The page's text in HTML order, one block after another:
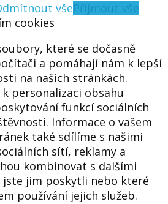
všePřijmout vše
cookies
které se dočasně
a pomáhají nám k lepší
na našich stránkách.
personalizaci obsahu
funkcí sociálních
Informace o vašem
také sdílíme s našimi
sítí, reklamy a
kombinovat s dalšími
jim poskytli nebo které
používání jejich služeb.